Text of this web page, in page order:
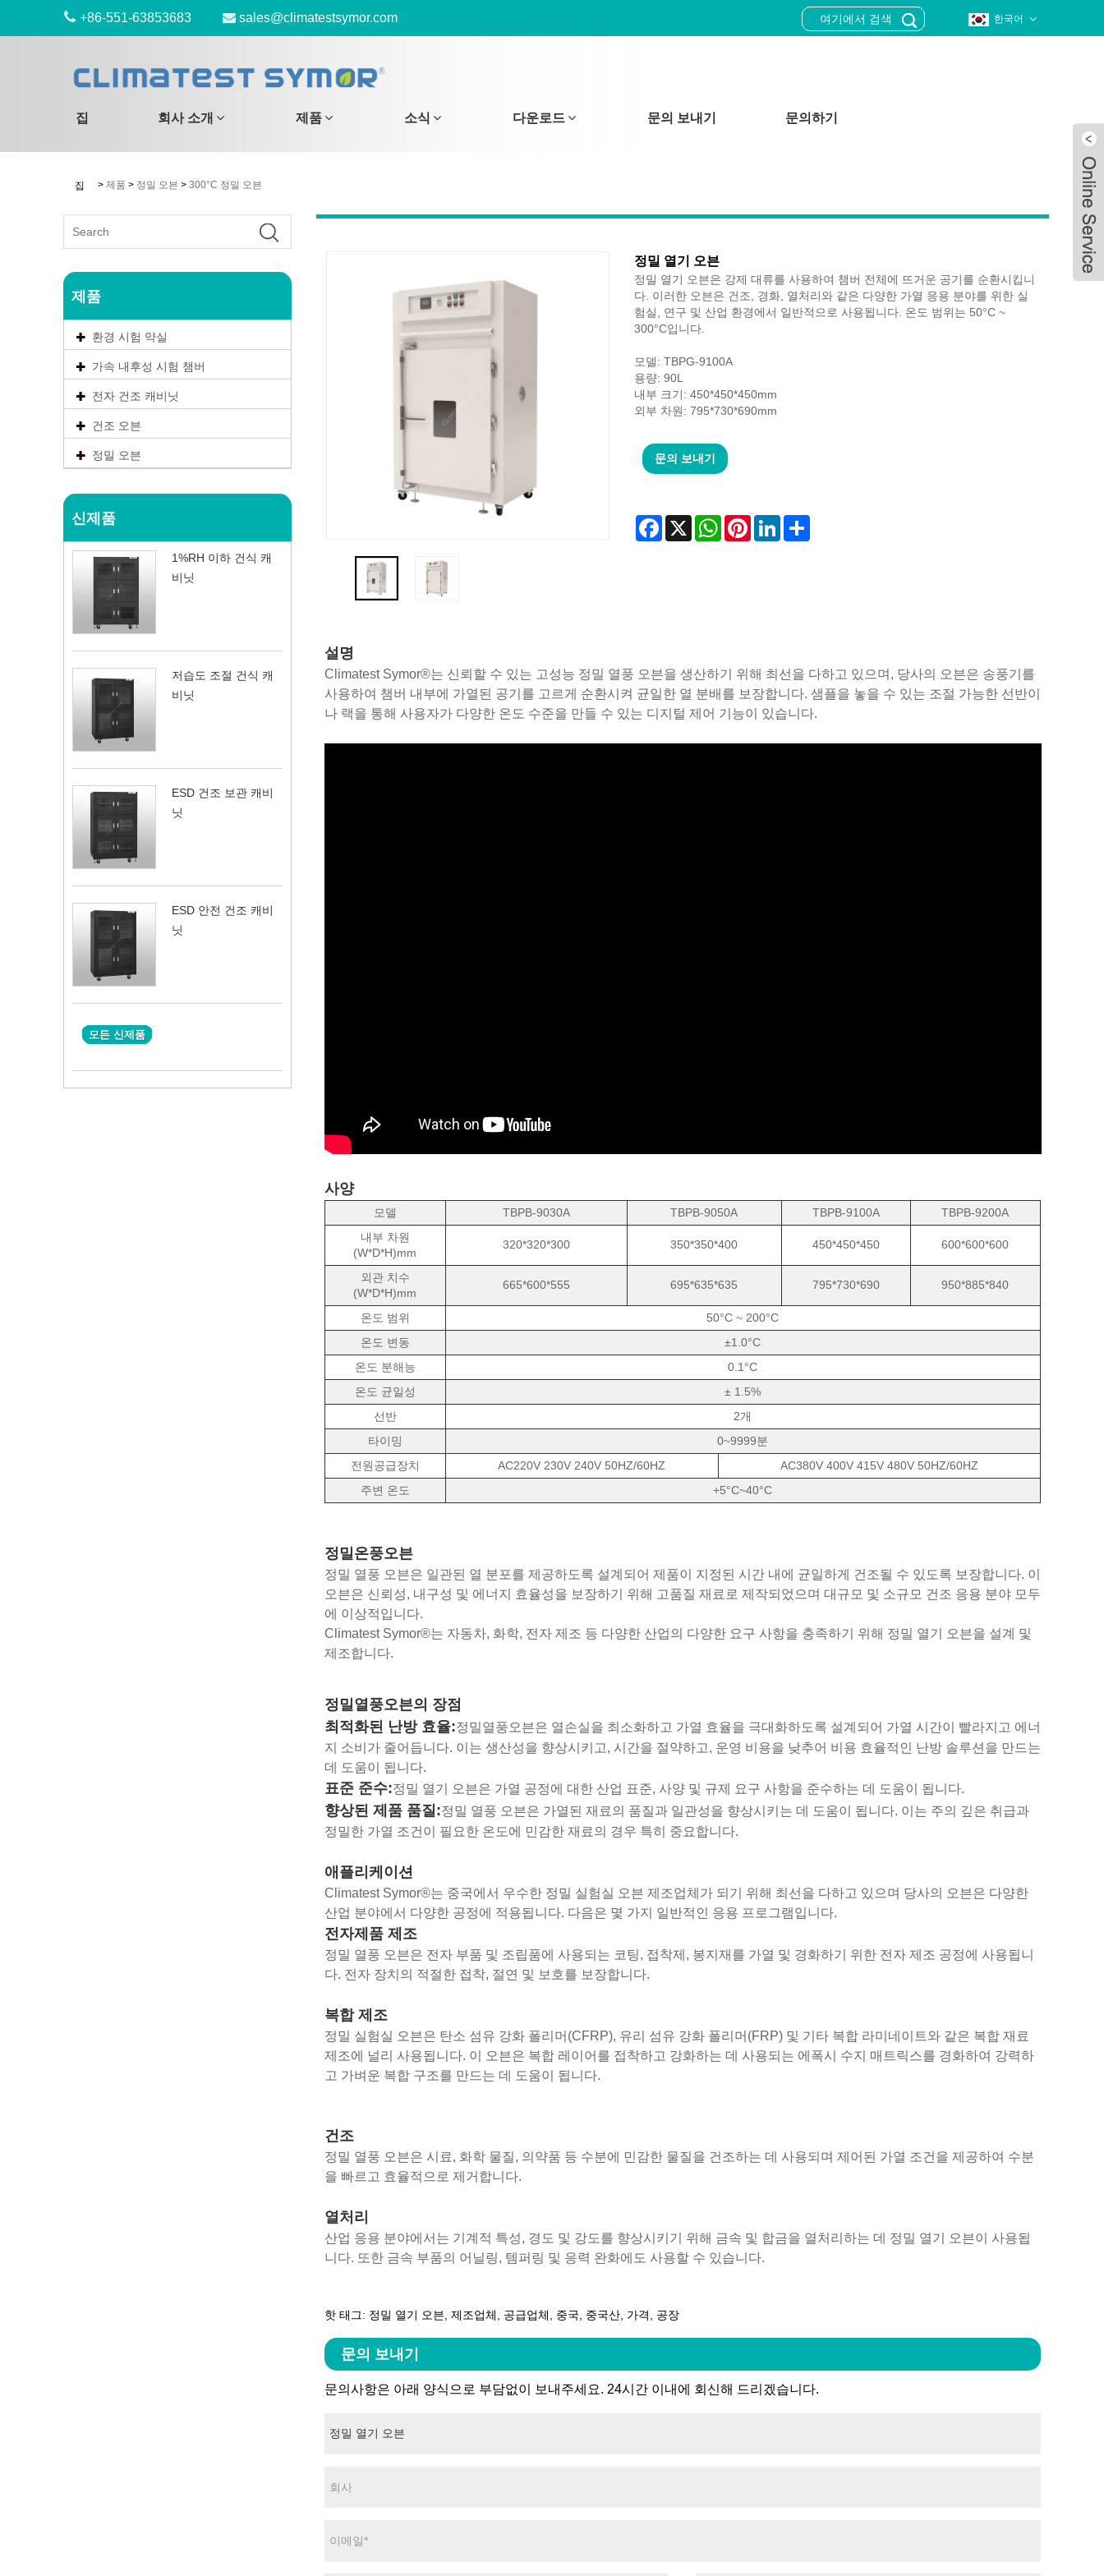
+86-551-63853683 sales@climatestsymor.com 한국어
집 회사 소개 제품 소식 다운로드 문의 보내기 문의하기
집 > 제품 > 정밀 오븐 > 300°C 정밀 오븐
제품
환경 시험 약실
가속 내후성 시험 챔버
전자 건조 캐비닛
건조 오븐
정밀 오븐
신제품
1%RH 이하 건식 캐
비닛
저습도 조절 건식 캐
비닛
ESD 건조 보관 캐비
닛
ESD 안전 건조 캐비
닛
모든 신제품
정밀 열기 오븐
정밀 열기 오븐은 강제 대류를 사용하여 챔버 전체에 뜨거운 공기를 순환시킵니
다. 이러한 오븐은 건조, 경화, 열처리와 같은 다양한 가열 응용 분야를 위한 실
험실, 연구 및 산업 환경에서 일반적으로 사용됩니다. 온도 범위는 50°C ~
300°C입니다.
모델: TBPG-9100A
용량: 90L
내부 크기: 450*450*450mm
외부 차원: 795*730*690mm
문의 보내기
Facebook
X WhatsAppPinterestLinkedInShare
설명
Climatest Symor®는 신뢰할 수 있는 고성능 정밀 열풍 오븐을 생산하기 위해 최선을 다하고 있으며, 당사의 오븐은 송풍기를
사용하여 챔버 내부에 가열된 공기를 고르게 순환시켜 균일한 열 분배를 보장합니다. 샘플을 놓을 수 있는 조절 가능한 선반이
나 랙을 통해 사용자가 다양한 온도 수준을 만들 수 있는 디지털 제어 기능이 있습니다.
사양
모델 TBPB-9030A TBPB-9050A TBPB-9100A
TBPB-9200A
내부 차원
(W*D*H)mm
320*320*300 350*350*400 450*450*450 600*600*600
외관 치수
(W*D*H)mm
665*600*555 695*635*635 795*730*690 950*885*840
온도 범위
50°C ~ 200°C
온도 변동
±1.0°C
온도 분해능
0.1°C
온도 균일성
± 1.5%
선반
2개
타이밍
0~9999분
전원공급장치
AC220V 230V 240V 50HZ/60HZ
AC380V 400V 415V 480V 50HZ/60HZ
주변 온도
+5°C~40°C
정밀온풍오븐
정밀 열풍 오븐은 일관된 열 분포를 제공하도록 설계되어 제품이 지정된 시간 내에 균일하게 건조될 수 있도록 보장합니다. 이
오븐은 신뢰성, 내구성 및 에너지 효율성을 보장하기 위해 고품질 재료로 제작되었으며 대규모 및 소규모 건조 응용 분야 모두
에 이상적입니다.
Climatest Symor®는 자동차, 화학, 전자 제조 등 다양한 산업의 다양한 요구 사항을 충족하기 위해 정밀 열기 오븐을 설계 및
제조합니다.
정밀열풍오븐의 장점
최적화된 난방 효율:정밀열풍오븐은 열손실을 최소화하고 가열 효율을 극대화하도록 설계되어 가열 시간이 빨라지고 에너
지 소비가 줄어듭니다. 이는 생산성을 향상시키고, 시간을 절약하고, 운영 비용을 낮추어 비용 효율적인 난방 솔루션을 만드는
데 도움이 됩니다.
표준 준수:정밀 열기 오븐은 가열 공정에 대한 산업 표준, 사양 및 규제 요구 사항을 준수하는 데 도움이 됩니다.
향상된 제품 품질:정밀 열풍 오븐은 가열된 재료의 품질과 일관성을 향상시키는 데 도움이 됩니다. 이는 주의 깊은 취급과
정밀한 가열 조건이 필요한 온도에 민감한 재료의 경우 특히 중요합니다.
애플리케이션
Climatest Symor®는 중국에서 우수한 정밀 실험실 오븐 제조업체가 되기 위해 최선을 다하고 있으며 당사의 오븐은 다양한
산업 분야에서 다양한 공정에 적용됩니다. 다음은 몇 가지 일반적인 응용 프로그램입니다.
전자제품 제조
정밀 열풍 오븐은 전자 부품 및 조립품에 사용되는 코팅, 접착제, 봉지재를 가열 및 경화하기 위한 전자 제조 공정에 사용됩니
다. 전자 장치의 적절한 접착, 절연 및 보호를 보장합니다.
복합 제조
정밀 실험실 오븐은 탄소 섬유 강화 폴리머(CFRP), 유리 섬유 강화 폴리머(FRP) 및 기타 복합 라미네이트와 같은 복합 재료
제조에 널리 사용됩니다. 이 오븐은 복합 레이어를 접착하고 강화하는 데 사용되는 에폭시 수지 매트릭스를 경화하여 강력하
고 가벼운 복합 구조를 만드는 데 도움이 됩니다.
건조
정밀 열풍 오븐은 시료, 화학 물질, 의약품 등 수분에 민감한 물질을 건조하는 데 사용되며 제어된 가열 조건을 제공하여 수분
을 빠르고 효율적으로 제거합니다.
열처리
산업 응용 분야에서는 기계적 특성, 경도 및 강도를 향상시키기 위해 금속 및 합금을 열처리하는 데 정밀 열기 오븐이 사용됩
니다. 또한 금속 부품의 어닐링, 템퍼링 및 응력 완화에도 사용할 수 있습니다.
핫 태그: 정밀 열기 오븐, 제조업체, 공급업체, 중국, 중국산, 가격, 공장
문의 보내기
문의사항은 아래 양식으로 부담없이 보내주세요. 24시간 이내에 회신해 드리겠습니다.